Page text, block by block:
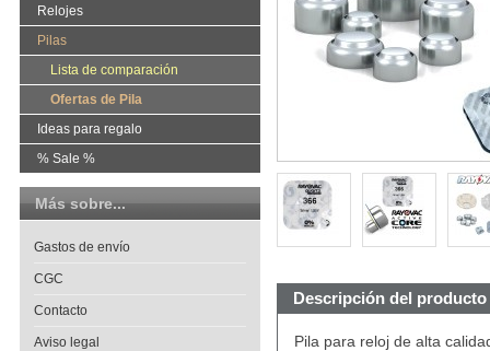
Descripción del producto
Pila para reloj de alta
Relojes
Pilas
Lista de comparación
Ofertas de Pila
Ideas para regalo
% Sale %
Más sobre...
Gastos de envío
CGC
Contacto
Aviso legal